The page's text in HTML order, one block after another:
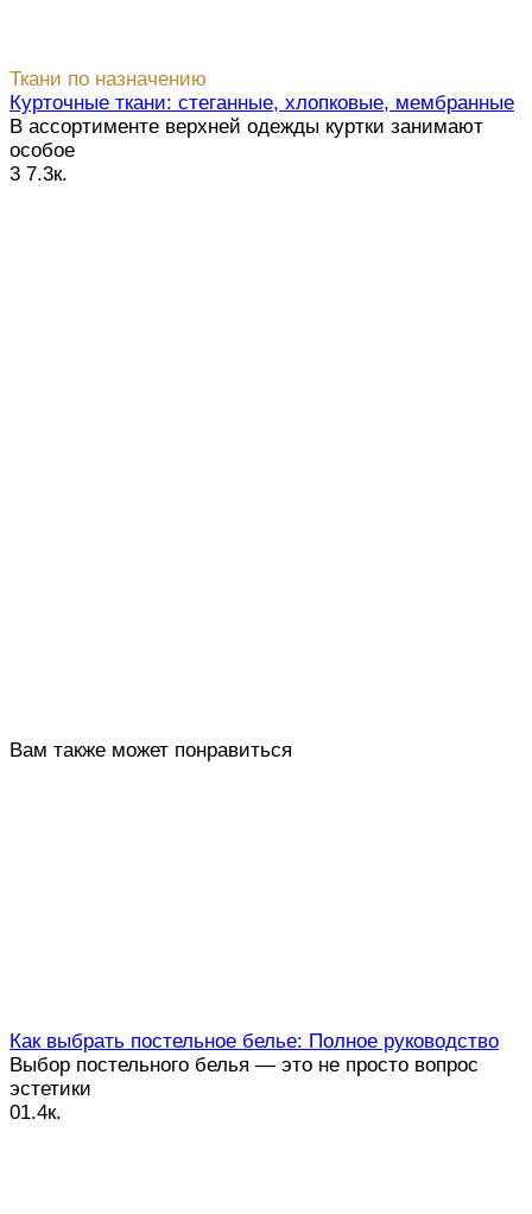
Ткани по назначению
Курточные ткани: стеганные, хлопковые, мембранные
В ассортименте верхней одежды куртки занимают
особое
3 7.3к.
Вам также может понравиться
Как выбрать постельное белье: Полное руководство
Выбор постельного белья — это не просто вопрос
эстетики
01.4к.